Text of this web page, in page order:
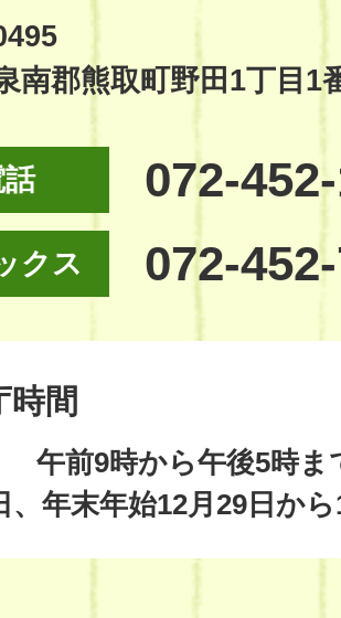
南郡熊取町野田1丁目1
話 072-
クス 072-
時間
午前9時から午後5時ま
、年末年始12月29日か